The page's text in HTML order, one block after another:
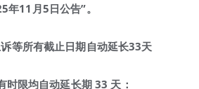
年11 月5日公告”。
等所有截止日期自动延长33天
时限均自动延长期33 天：